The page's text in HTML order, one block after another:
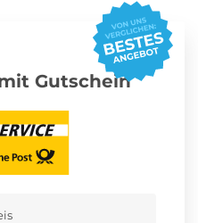
Streaming Abo
Zeitschriften Abo
Gutschein